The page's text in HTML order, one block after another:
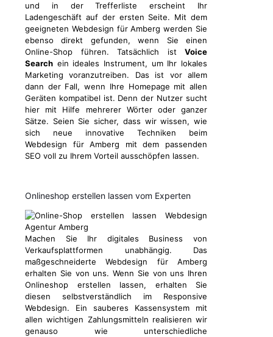
und in der Trefferliste erscheint Ihr
Ladengeschäft auf der ersten Seite. Mit dem
geeigneten Webdesign für Amberg werden Sie
ebenso direkt gefunden, wenn Sie einen
Online-Shop führen. Tatsächlich ist Voice
Search ein ideales Instrument, um Ihr lokales
Marketing voranzutreiben. Das ist vor allem
dann der Fall, wenn Ihre Homepage mit allen
Geräten kompatibel ist. Denn der Nutzer sucht
hier mit Hilfe mehrerer Wörter oder ganzer
Sätze. Seien Sie sicher, dass wir wissen, wie
sich neue innovative Techniken beim
Webdesign für Amberg mit dem passenden
SEO voll zu Ihrem Vorteil ausschöpfen lassen.
Onlineshop erstellen lassen vom Experten
Machen Sie Ihr digitales Business von
Verkaufsplattformen unabhängig. Das
maßgeschneiderte Webdesign für Amberg
erhalten Sie von uns. Wenn Sie von uns Ihren
Onlineshop erstellen lassen, erhalten Sie
diesen selbstverständlich im Responsive
Webdesign. Ein sauberes Kassensystem mit
allen wichtigen Zahlungsmitteln realisieren wir
genauso wie unterschiedliche